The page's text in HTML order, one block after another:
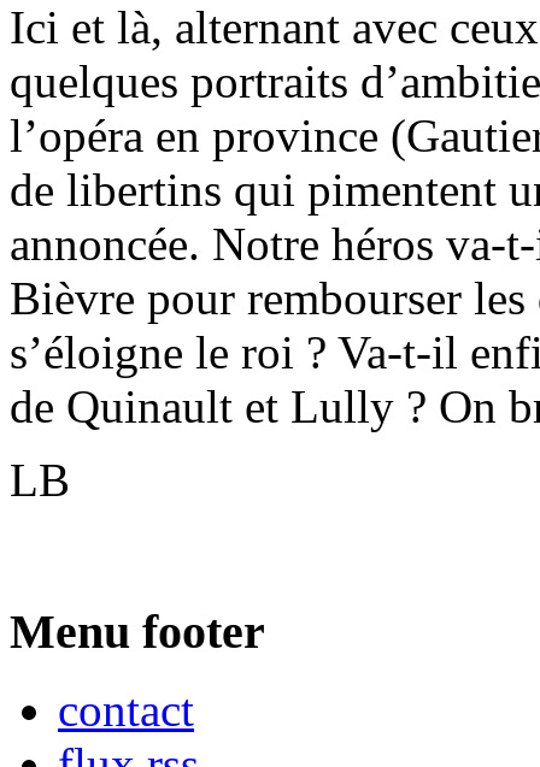
Ici et là, alternant avec
quelques portraits
l’opéra en province
de libertins qui pimentent
annoncée. Notre héros va-
Bièvre pour rembourser les
s’éloigne le roi ? Va-t-il
de Quinault et Lully ? On
LB
Menu footer
contact